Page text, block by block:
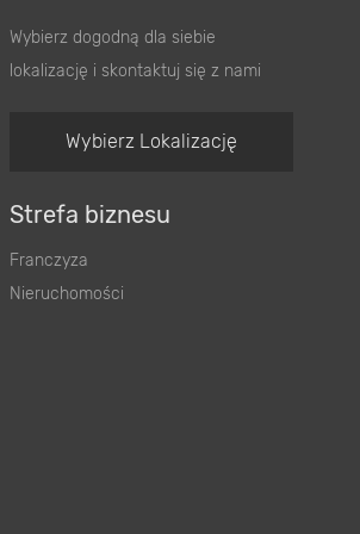
Wybierz dogodną dla siebie
lokalizację i skontaktuj się z nami
Wybierz Lokalizację
Strefa biznesu
Franczyza
Nieruchomości